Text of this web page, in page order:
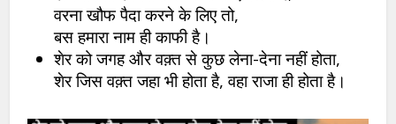
वरना खौफ पैदा करने के लिए तो,
बस हमारा नाम ही काफी है।
शेर को जगह और वक़्त से कुछ लेना-देना नहीं होता,
शेर जिस वक़्त जहा भी होता है, वहा राजा ही होता है।